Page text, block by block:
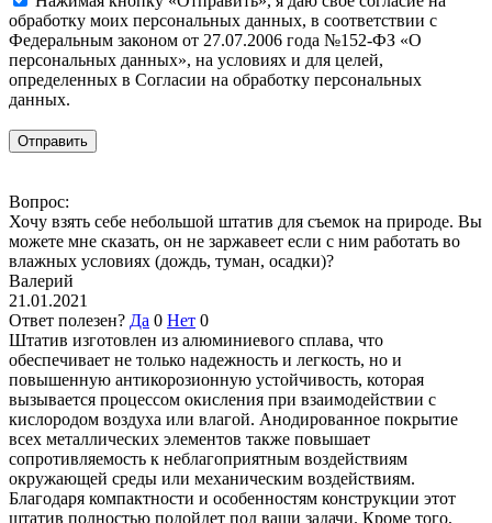
обработку моих персональных данных, в соответствии с
Федеральным законом от 27.07.2006 года №152-ФЗ «О
персональных данных», на условиях и для целей,
определенных в Согласии на обработку персональных
данных.
Вопрос:
Хочу взять себе небольшой штатив для съемок на природе. Вы
можете мне сказать, он не заржавеет если с ним работать во
влажных условиях (дождь, туман, осадки)?
Валерий
21.01.2021
Ответ полезен? Да 0 Нет 0
Штатив изготовлен из алюминиевого сплава, что
обеспечивает не только надежность и легкость, но и
повышенную антикорозионную устойчивость, которая
вызывается процессом окисления при взаимодействии с
кислородом воздуха или влагой. Анодированное покрытие
всех металлических элементов также повышает
сопротивляемость к неблагоприятным воздействиям
окружающей среды или механическим воздействиям.
Благодаря компактности и особенностям конструкции этот
штатив полностью подойдет под ваши задачи. Кроме того,